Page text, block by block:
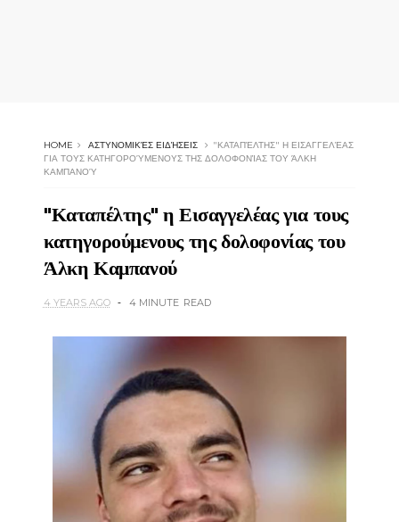
HOME ΑΣΤΥΝΟΜΙΚΈΣ ΕΙΔΉΣΕΙΣ
"ΚΑΤΑΠΈΛΤΗΣ" Η ΕΙΣΑΓΓΕΛΈΑΣ
ΓΙΑ ΤΟΥΣ ΚΑΤΗΓΟΡΟΎΜΕΝΟΥΣ ΤΗΣ ΔΟΛΟΦΟΝΊΑΣ ΤΟΥ ΆΛΚΗ
ΚΑΜΠΑΝΟΎ
"Καταπέλτης" η Εισαγγελέας για τους
κατηγορούμενους της δολοφονίας του
Άλκη Καμπανού
4 YEARS AGO 4 MINUTE READ